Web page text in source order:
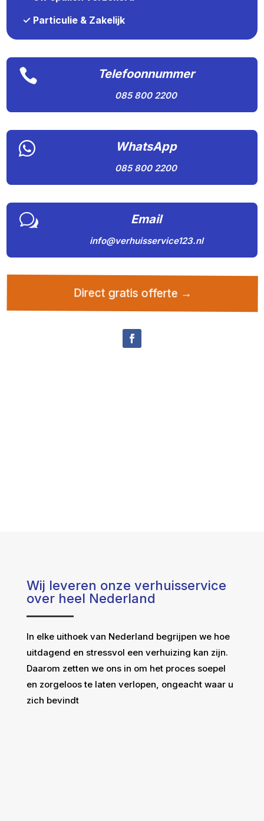
✓ Particulie & Zakelijk
 Telefoonnummer
085 800 2200
 WhatsApp
085 800 2200
w Email
info@verhuisservice123.nl
Direct gratis offerte →
Wij leveren onze verhuisservice
over heel Nederland
In elke uithoek van Nederland begrijpen we hoe
uitdagend en stressvol een verhuizing kan zijn.
Daarom zetten we ons in om het proces soepel
en zorgeloos te laten verlopen, ongeacht waar u
zich bevindt